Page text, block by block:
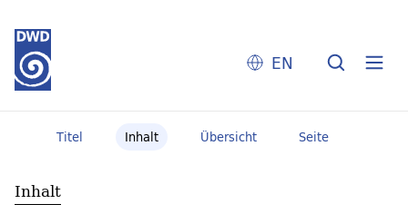
EN
Titel Inhalt Übersicht Seite
Inhalt